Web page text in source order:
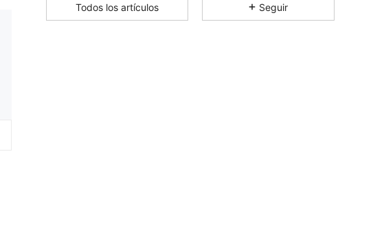
4,89
Todos los artículos Seguir